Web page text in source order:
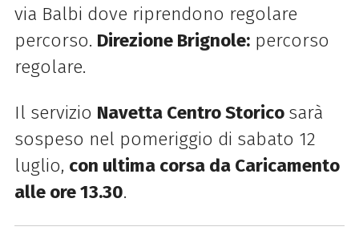
via Balbi dove riprendono regolare
percorso. Direzione Brignole:percorso
regolare.
Il servizio Navetta Centro Storico sarà
sospeso nel pomeriggio di sabato 12
luglio, con ultima corsa da Caricamento
alle ore 13.30.